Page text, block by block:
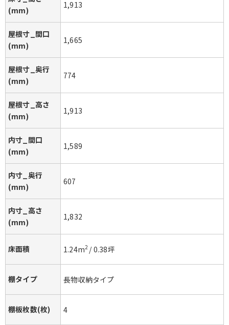
(mm)
1,913
屋根寸_間口
(mm)
1,665
屋根寸_奥行
(mm)
774
屋根寸_高さ
(mm)
1,913
内寸_間口
(mm)
1,589
内寸_奥行
(mm)
607
内寸_高さ
(mm)
1,832
床面積 1.24m2/0.38坪
棚タイプ 長物収納タイプ
棚板枚数(枚) 4